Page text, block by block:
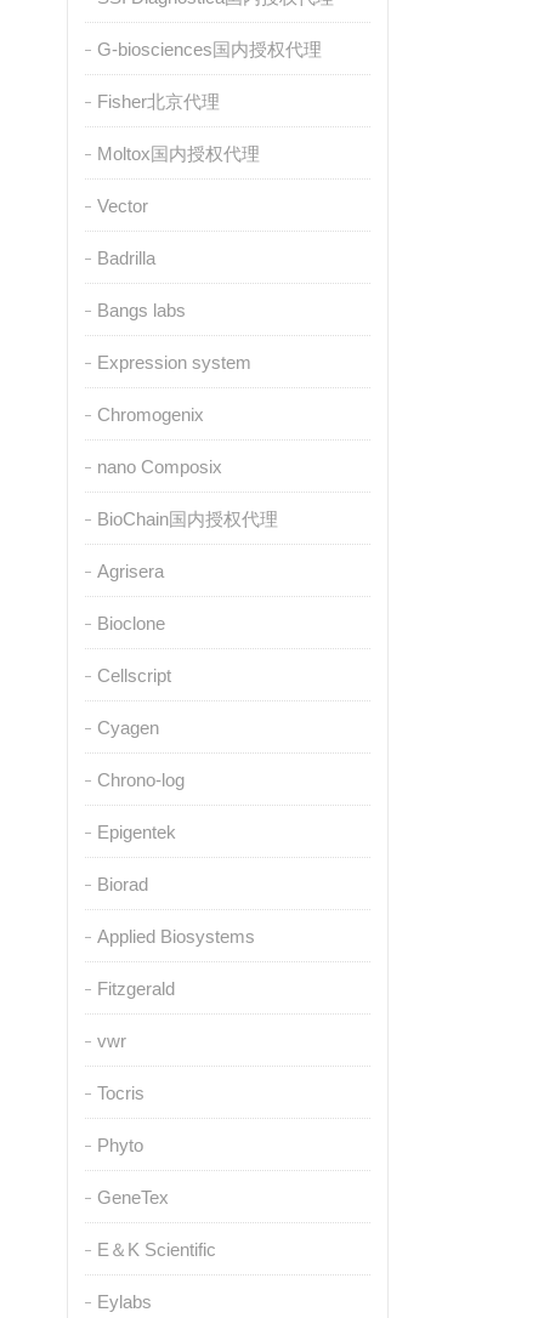
G-biosciences国内授权代理
Fisher北京代理
Moltox国内授权代理
Vector
Badrilla
Bangs labs
Expression system
Chromogenix
nano Composix
BioChain国内授权代理
Agrisera
Bioclone
Cellscript
Cyagen
Chrono-log
Epigentek
Biorad
Applied Biosystems
Fitzgerald
vwr
Tocris
Phyto
GeneTex
E＆K Scientific
Eylabs